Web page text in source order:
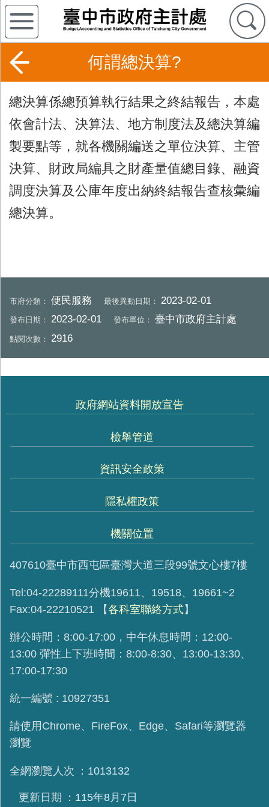
何謂總決算?
總決算係總預算執行結果之終結報告，本處
依會計法、決算法、地方制度法及總決算編
製要點等，就各機關編送之單位決算、主管
決算、財政局編具之財產量值總目錄、融資
調度決算及公庫年度出納終結報告查核彙編
總決算。
市府分類：便民服務 最後異動日期：2023-02-01
發布日期：2023-02-01 發布單位：臺中市政府主計處
點閱次數： 2916
政府網站資料開放宣告
檢舉管道
資訊安全政策
隱私權政策
機關位置
407610臺中市西屯區臺灣大道三段99號文心樓7樓
Tel:04-22289111分機19611、19518、19661~2
Fax:04-22210521
【各科室聯絡方式】
辦公時間：8:00-17:00，中午休息時間：12:00-
13:00 彈性上下班時間：8:00-8:30、13:00-13:30、
17:00-17:30
統一編號 : 10927351
請使用 Chrome、FireFox、Edge、Safari等瀏覽器
瀏覽
全網瀏覽人次 1013132
更新日期 115年8月7日